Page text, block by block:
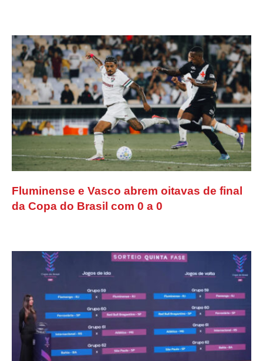
Fluminense e Vasco abrem oitavas de final
da Copa do Brasil com 0 a 0